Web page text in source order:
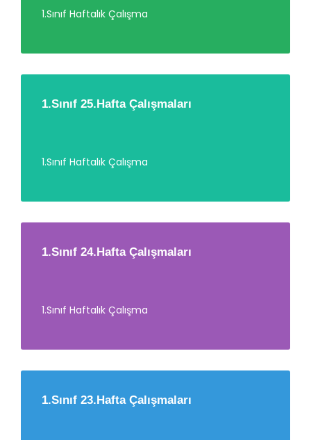
1.Sınıf Haftalık Çalışma
1.Sınıf 25.Hafta Çalışmaları
1.Sınıf Haftalık Çalışma
1.Sınıf 24.Hafta Çalışmaları
1.Sınıf Haftalık Çalışma
1.Sınıf 23.Hafta Çalışmaları